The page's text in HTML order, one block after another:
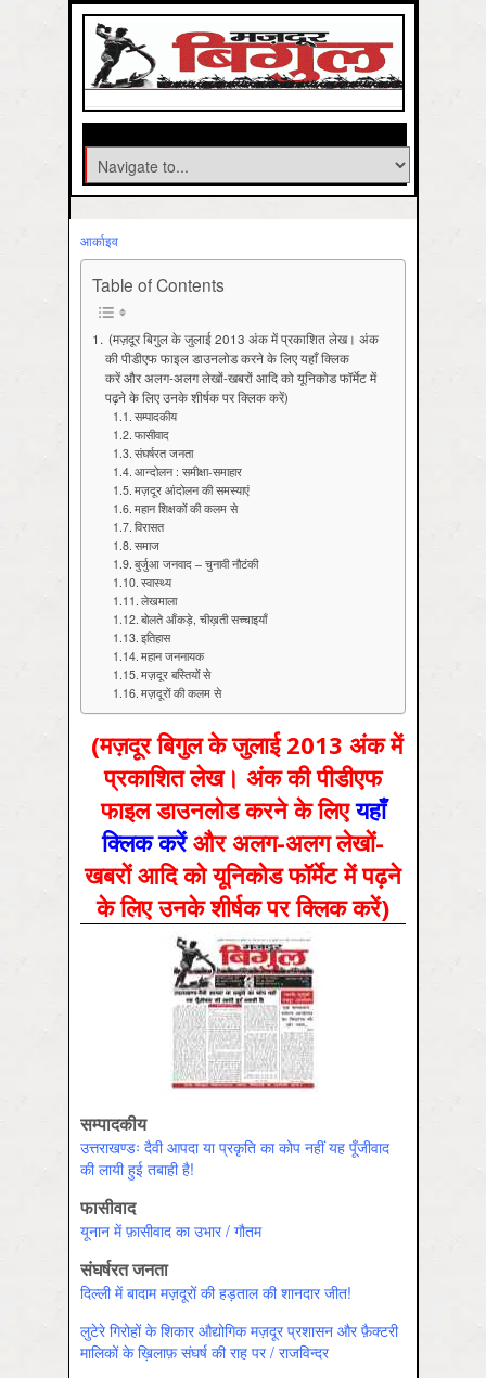
आर्काइव
Table of Contents
(मज़दूर बिगुल के जुलाई 2013 अंक में प्रकाशित लेख। अंक
की पीडीएफ फाइल डाउनलोड करने के लिए यहाँ क्लिक
करें और अलग-अलग लेखों-खबरों आदि को यूनिकोड फॉर्मेट में
पढ़ने के लिए उनके शीर्षक पर क्लिक करें)
सम्पादकीय
फासीवाद
संघर्षरत जनता
आन्दोलन : समीक्षा-समाहार
मज़दूर आंदोलन की समस्याएं
महान शिक्षकों की कलम से
विरासत
समाज
बुर्जुआ जनवाद – चुनावी नौटंकी
स्‍वास्‍थ्‍य
लेखमाला
बोलते आँकड़े, चीख़ती सच्चाइयाँ
इतिहास
महान जननायक
मज़दूर बस्तियों से
मज़दूरों की कलम से
(मज़दूर बिगुल के जुलाई 2013 अंक में
प्रकाशित लेख। अंक की पीडीएफ
फाइल डाउनलोड करने के लिएयहाँ
क्लिक करेंऔर अलग-अलग लेखों-
खबरों आदि को यूनिकोड फॉर्मेट में पढ़ने
के लिए उनके शीर्षक पर क्लिक करें)
सम्पादकीय
उत्तराखण्डः दैवी आपदा या प्रकृति का कोप नहीं यह पूँजीवाद
की लायी हुई तबाही है!
फासीवाद
यूनान में फ़ासीवाद का उभार / गौतम
संघर्षरत जनता
दिल्ली में बादाम मज़दूरों की हड़ताल की शानदार जीत!
लुटेरे गिरोहों के शिकार औद्योगिक मज़दूर प्रशासन और फ़ैक्टरी
मालिकों के ख़िलाफ़ संघर्ष की राह पर / राजविन्‍दर